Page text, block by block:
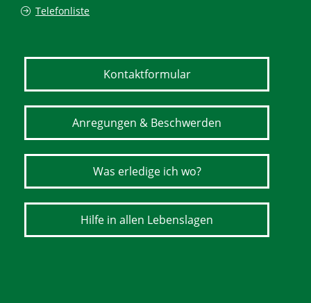
Telefonliste
Kontaktformular
Anregungen & Beschwerden
Was erledige ich wo?
Hilfe in allen Lebenslagen